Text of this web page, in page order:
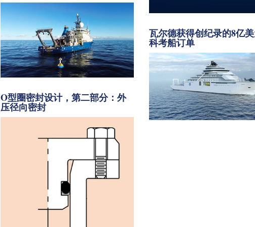
O型圈密封设计，第二部分：外
压径向密封
瓦尔德获得创纪录的8亿
科考船订单